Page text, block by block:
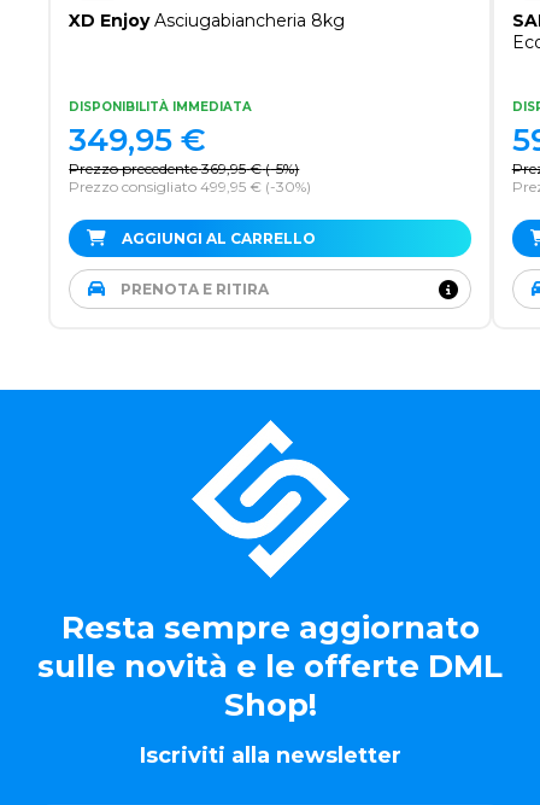
XD EnjoyAsciugabiancheria 8kg
DISPONIBILITÀ IMMEDIATA
Prezzo precedente 369,95 € (-5%)
Prezzo consigliato 499,95 € (-30%)
349,95 €
AGGIUNGI AL CARRELLO
PRENOTA E RITIRA
Resta sempre aggiornato
sulle novità e le offerte DML
Shop!
Iscriviti alla newsletter